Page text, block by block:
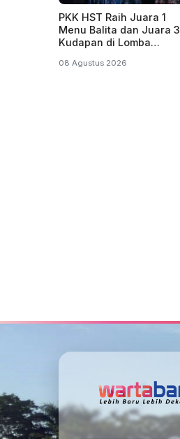
PKK HST Raih Juara 1
Menu Balita dan Juara 3
Kudapan di Lomba
08 Agustus 2026